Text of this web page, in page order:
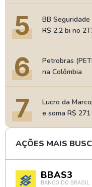
5
BB
R$ 2,2 bi no
6
Petrobras
na Colômbia
7
Lucro da
e soma R$
AÇÕES MAIS
BBAS3
BANCO DO BRASIL